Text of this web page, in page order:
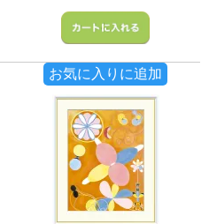
お気に入りに追加